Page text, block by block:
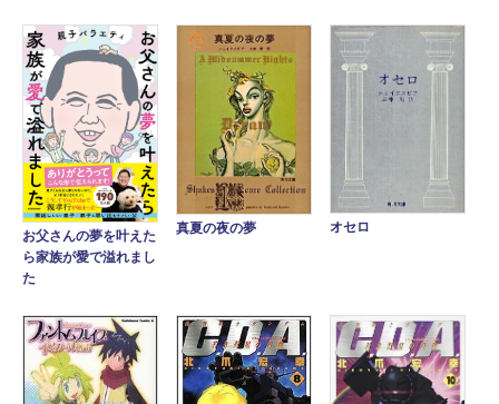
お父さんの夢を叶えた
ら家族が愛で溢れまし
た
真夏の夜の夢 オセロ